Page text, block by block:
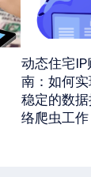
动态住宅IP
南：如何实
稳定的数据
络爬虫工作